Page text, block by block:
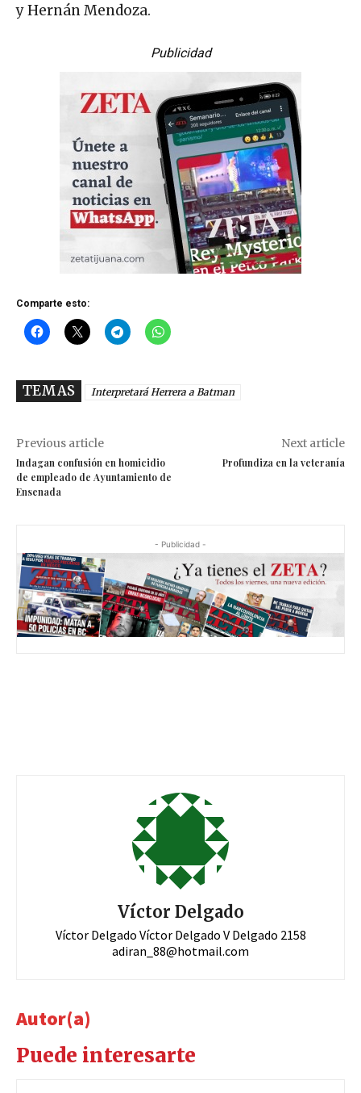
y Hernán Mendoza.
Publicidad
Comparte esto:
TEMAS Interpretará Herrera a Batman
Previous article
Indagan confusión en homicidio
de empleado de Ayuntamiento de
Ensenada
Next article
Profundiza en la veteranía
- Publicidad -
Víctor Delgado
Víctor Delgado Víctor Delgado V Delgado 2158
adiran_88@hotmail.com
Autor(a)
Puede interesarte